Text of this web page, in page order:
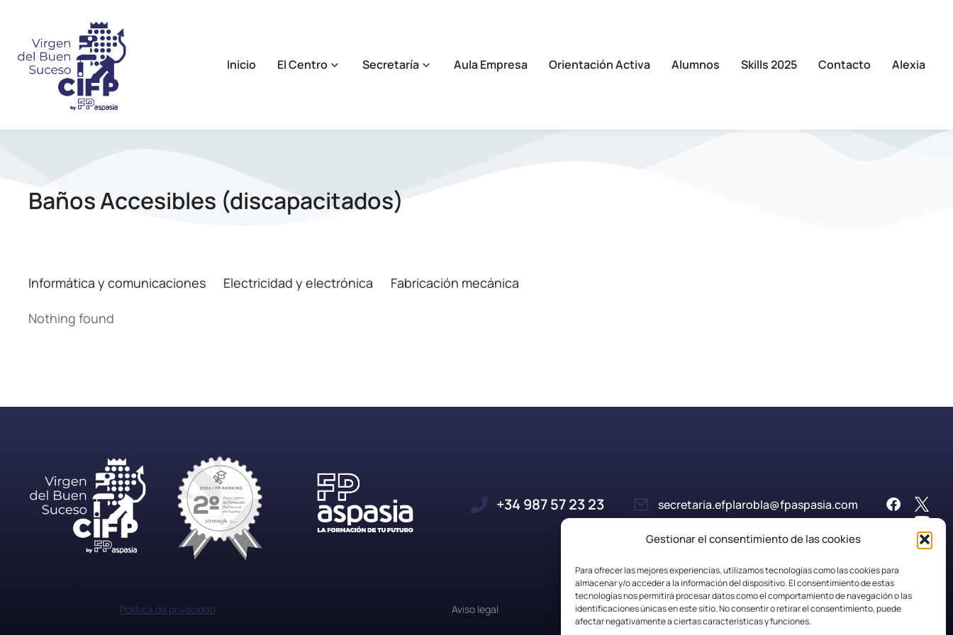
Gestionar el consentimiento de las cookies
Para ofrecer las mejores experiencias, utilizamos tecnologías como las cookies para
almacenar y/o acceder a la información del dispositivo. El consentimiento de estas
tecnologías nos permitirá procesar datos como el comportamiento de navegación o las
identificaciones únicas en este sitio. No consentir o retirar el consentimiento, puede
afectar negativamente a ciertas características y funciones.
Inicio El Centro Secretaría Aula Empresa Orientación Activa Alumnos Skills 2025 Contacto Alexia
Baños Accesibles (discapacitados)
Informática y comunicaciones Electricidad y electrónica Fabricación mecánica
Nothing found
+34 987 57 23 23 secretaria.efplarobla@fpaspasia.com
Politica de privacidad Aviso legal Política de Cookies